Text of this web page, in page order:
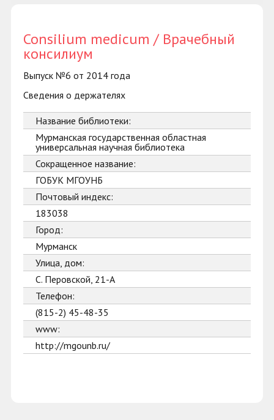
Consilium medicum / Врачебный
консилиум
Выпуск №6 от 2014 года
Сведения о держателях
Название библиотеки:
Мурманская государственная областная
универсальная научная библиотека
Сокращенное название:
ГОБУК МГОУНБ
Почтовый индекс:
183038
Город:
Мурманск
Улица, дом:
С. Перовской, 21-А
Телефон:
(815-2) 45-48-35
www:
http://mgounb.ru/